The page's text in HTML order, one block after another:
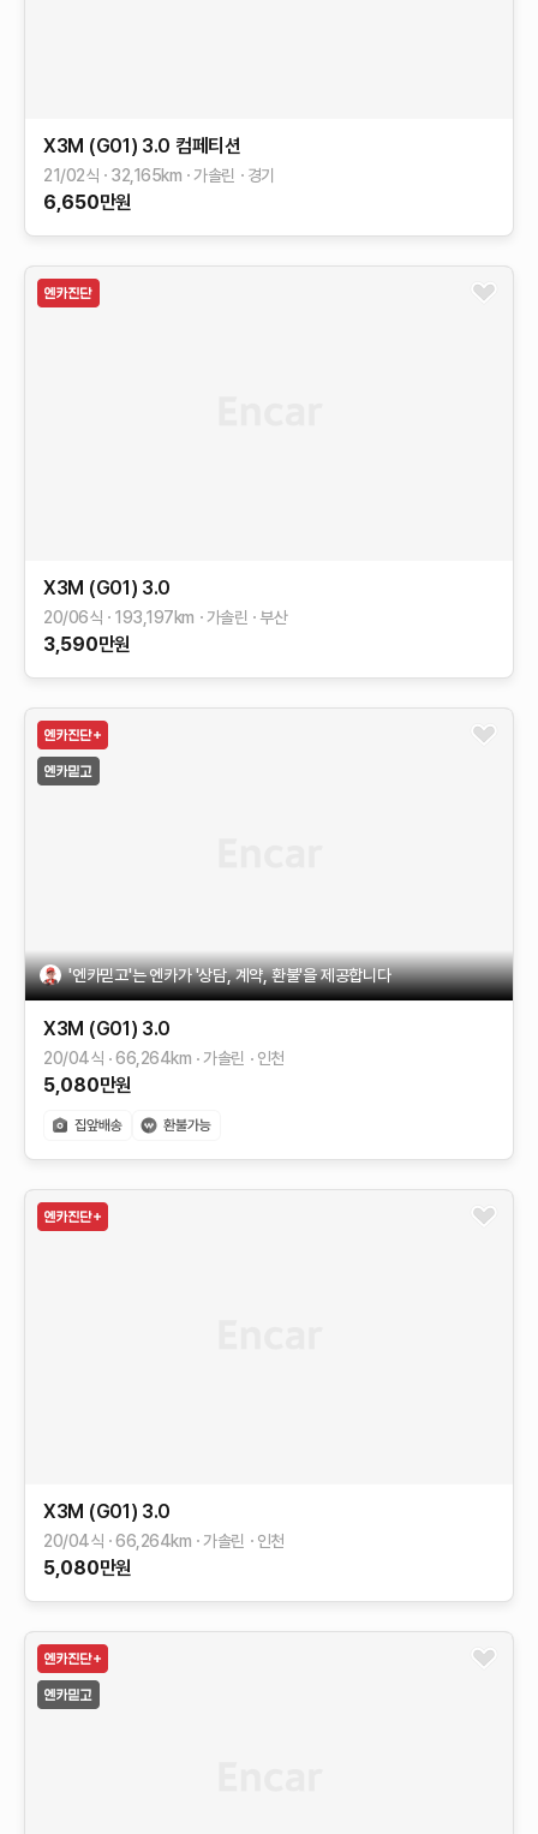
X3M (G01) 3.0 컴페티션
21/02식 32,165km 가솔린 경기
6,650만원
X3M (G01) 3.0
20/06식 193,197km 가솔린 부산
3,590만원
'엔카믿고'는 엔카가 '상담, 계약, 환불'을 제공합니다
X3M (G01) 3.0
20/04식 66,264km 가솔린 인천
5,080만원
X3M (G01) 3.0
20/04식 66,264km 가솔린 인천
5,080만원